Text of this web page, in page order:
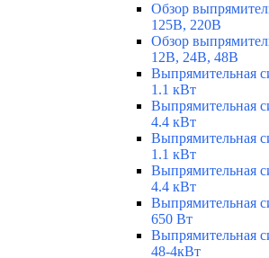
Обзор
125В, 220В
Обзор
12В, 24В, 48В
Выпрямительная
1.1 кВт
Выпрямительная
4.4 кВт
Выпрямительная
1.1 кВт
Выпрямительная
4.4 кВт
Выпрямительная
650 Вт
Выпрямительная
48-4кВт